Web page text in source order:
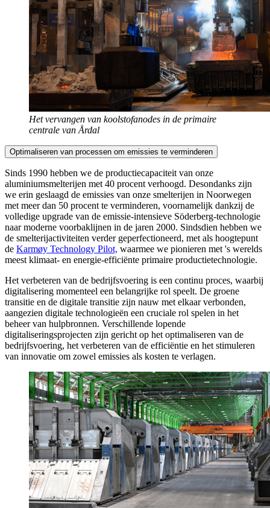
Het vervangen van koolstofanodes in de primaire
centrale van Årdal
Optimaliseren van processen om emissies te verminderen
Sinds 1990 hebben we de productiecapaciteit van onze
aluminiumsmelterijen met 40 procent verhoogd. Desondanks zijn
we erin geslaagd de emissies van onze smelterijen in Noorwegen
met meer dan 50 procent te verminderen, voornamelijk dankzij de
volledige upgrade van de emissie-intensieve Söderberg-technologie
naar moderne voorbaklijnen in de jaren 2000. Sindsdien hebben we
de smelterijactiviteiten verder geperfectioneerd, met als hoogtepunt
de Karmøy Technology Pilot, waarmee we pionieren met 's werelds
meest klimaat- en energie-efficiënte primaire productietechnologie.
Het verbeteren van de bedrijfsvoering is een continu proces, waarbij
digitalisering momenteel een belangrijke rol speelt. De groene
transitie en de digitale transitie zijn nauw met elkaar verbonden,
aangezien digitale technologieën een cruciale rol spelen in het
beheer van hulpbronnen. Verschillende lopende
digitaliseringsprojecten zijn gericht op het optimaliseren van de
bedrijfsvoering, het verbeteren van de efficiëntie en het stimuleren
van innovatie om zowel emissies als kosten te verlagen.